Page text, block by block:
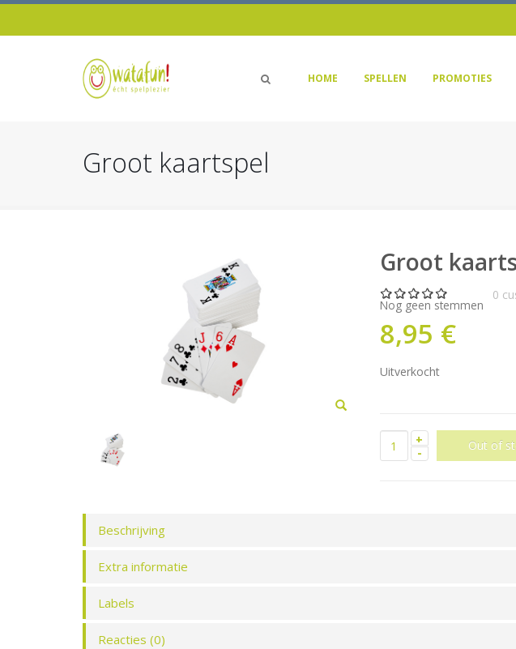
HOME SPELLEN PROMOTIES
Groot kaartspel
Groot
Nog geen stemmen
0
8,95 €
Uitverkocht
-
+
Beschrijving
Extra informatie
Labels
Reacties (0)